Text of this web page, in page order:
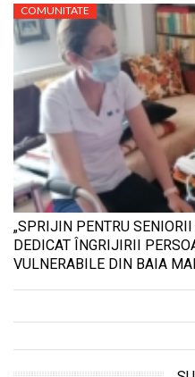
COMUNITATE
„SPRIJIN PENTRU
DEDICAT ÎNGRIJIRII
VULNERABILE DIN BAIA